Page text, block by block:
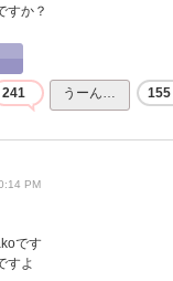
すか？
241 うーん… 155
PM
です
すよ